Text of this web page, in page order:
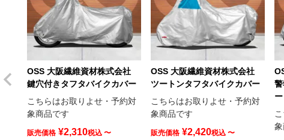
OSS 大阪繊維資材株式会社
鍵穴付きタフタバイクカバー
こちらはお取りよせ・予約対
象商品です
販売価格 ¥2,310税込 〜
OSS 大阪繊維資材株式会社
ツートンタフタバイクカバー
こちらはお取りよせ・予約対
象商品です
販売価格 ¥2,420税込 〜
ー